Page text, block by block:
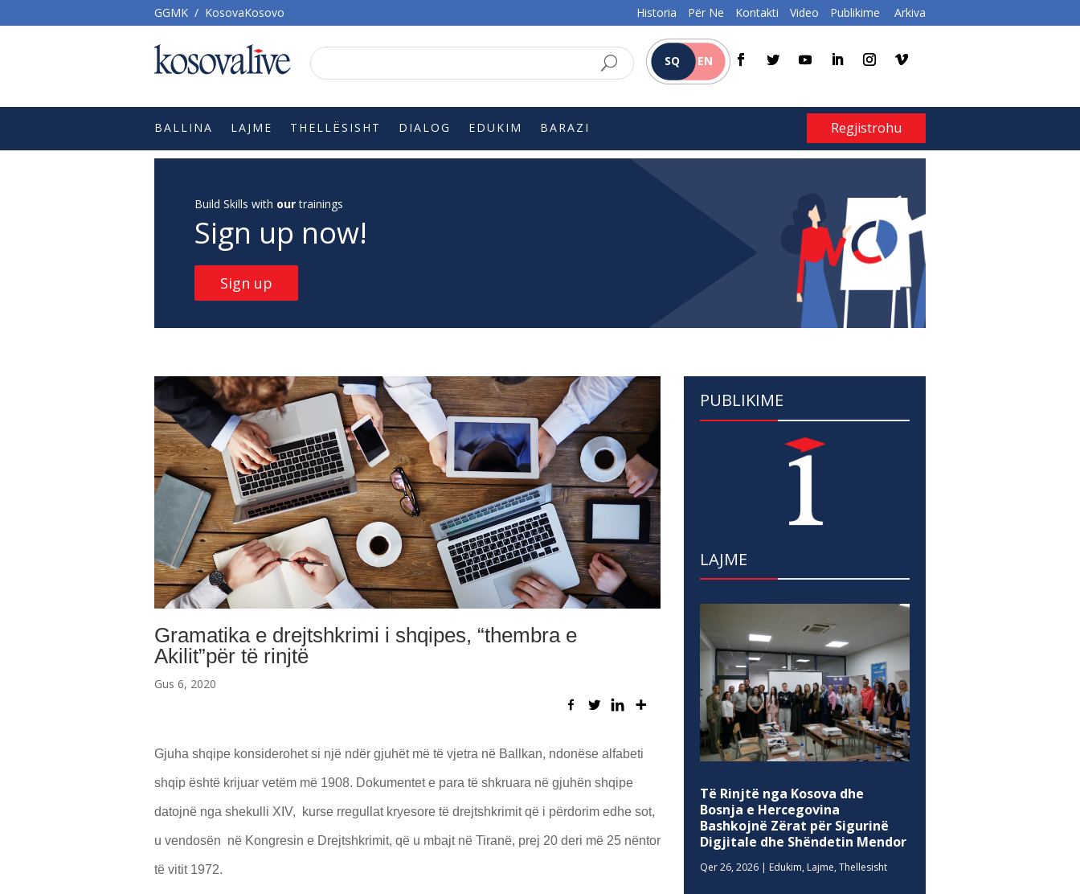
GGMK / KosovaKosovo Historia Për Ne Kontakti Video Publikime Arkiva
SQ EN
BALLINA LAJME THELLËSISHT DIALOG EDUKIM BARAZI Regjistrohu
Build Skills with ourtrainings
Sign up now!
Sign up
Gramatika e drejtshkrimi i shqipes, “thembra e
Akilit”për të rinjtë
Gus 6, 2020
Gjuha shqipe konsiderohet si një ndër gjuhët më të vjetra në Ballkan, ndonëse alfabeti
shqip është krijuar vetëm më 1908. Dokumentet e para të shkruara në gjuhën shqipe
datojnë nga shekulli XIV, kurse rregullat kryesore të drejtshkrimit që i përdorim edhe sot,
u vendosën në Kongresin e Drejtshkrimit, që u mbajt në Tiranë, prej 20 deri më 25 nëntor
të vitit 1972.
PUBLIKIME
LAJME
Të Rinjtë nga Kosova dhe
Bosnja e Hercegovina
Bashkojnë Zërat për Sigurinë
Digjitale dhe Shëndetin Mendor
Qer 26, 2026 | Edukim, Lajme,Thellesisht